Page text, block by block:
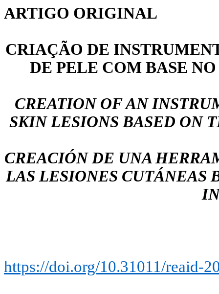
ARTIGO ORIGINAL
CRIAÇÃO DE
DE PELE COM BASE
CREATION OF AN
SKIN LESIONS BASED ON
CREACIÓN DE UNA
LAS LESIONES CUTÁNEAS
https://doi.org/10.31011/reaid-